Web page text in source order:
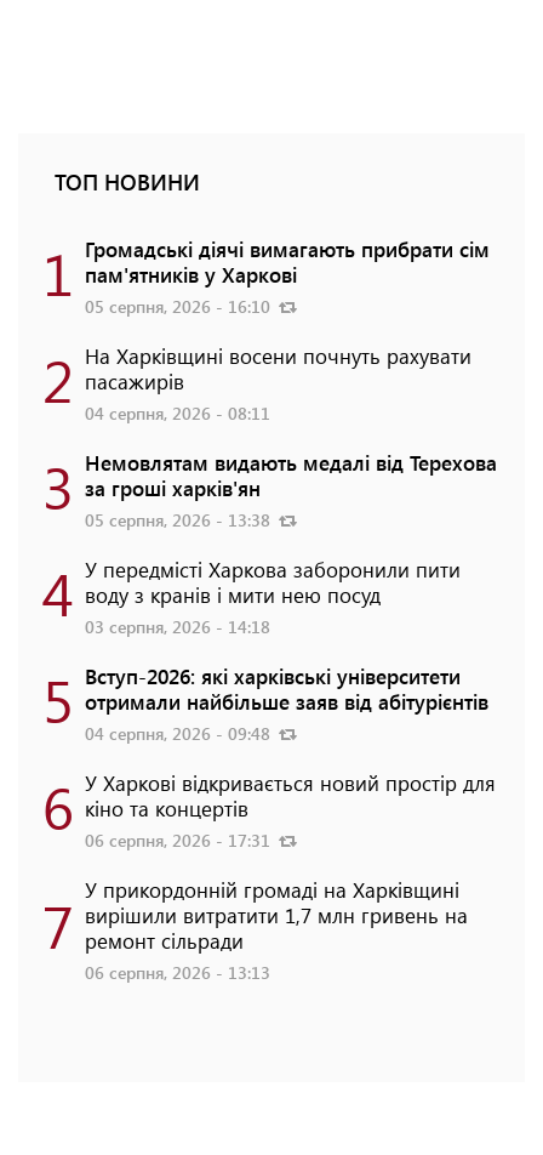
ТОП НОВИНИ
1 Громадські діячі вимагають прибрати сім
пам'ятників у Харкові
05 серпня, 2026 - 16:10
2 На Харківщині восени почнуть рахувати
пасажирів
04 серпня, 2026 - 08:11
3 Немовлятам видають медалі від Терехова
за гроші харків'ян
05 серпня, 2026 - 13:38
4 У передмісті Харкова заборонили пити
воду з кранів і мити нею посуд
03 серпня, 2026 - 14:18
5 Вступ-2026: які харківські університети
отримали найбільше заяв від абітурієнтів
04 серпня, 2026 - 09:48
6 У Харкові відкривається новий простір для
кіно та концертів
06 серпня, 2026 - 17:31
7 У прикордонній громаді на Харківщині
вирішили витратити 1,7 млн гривень на
ремонт сільради
06 серпня, 2026 - 13:13